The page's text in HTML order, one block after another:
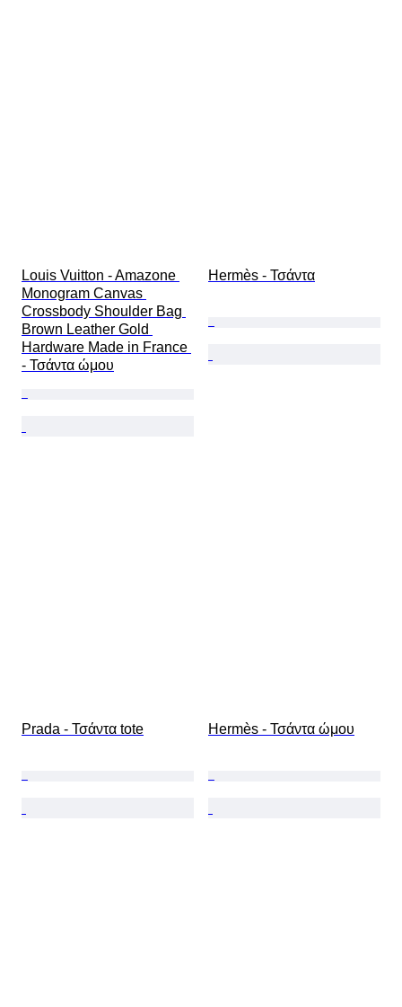
Louis Vuitton - Amazone
Monogram Canvas
Crossbody Shoulder Bag
Brown Leather Gold
Hardware Made in France
- Τσάντα ώμου
Hermès - Τσάντα
Prada - Τσάντα tote Hermès - Τσάντα ώμου